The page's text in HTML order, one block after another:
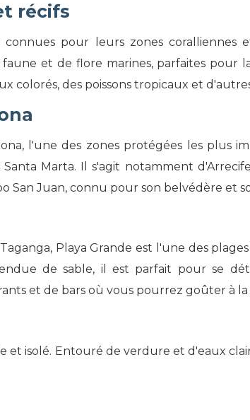
récifs
pour leurs zones coralliennes
et de flore marines, parfaites pour
colorés, des poissons tropicaux et
l'une des zones protégées les plus
Marta. Il s'agit notamment
San Juan, connu pour son belvédère et
Playa Grande est l'une des
de sable, il est parfait pour se
et de bars où vous pourrez goûter à la
et isolé. Entouré de verdure et d'eaux